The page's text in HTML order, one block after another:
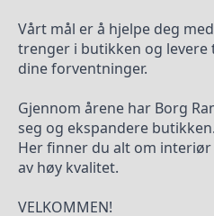
Vårt mål er å hjelpe deg
trenger i butikken og
dine forventninger.
Gjennom årene har Borg
seg og ekspandere
Her finner du alt om
av høy kvalitet.
VELKOMMEN!